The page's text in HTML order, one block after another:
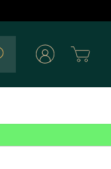
Search